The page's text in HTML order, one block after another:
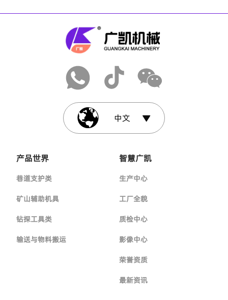
中文
产品世界
巷道支护类
矿山辅助机具
钻探工具类
输送与物料搬运
智慧广凯
生产中心
工厂全貌
质检中心
影像中心
荣誉资质
最新资讯